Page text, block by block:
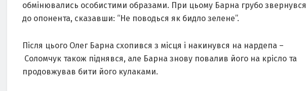
обмінювались особистими образами. При цьому Барна грубо звернувся
до опонента, сказавши: “Не поводься як бидло зелене”.
Після цього Олег Барна схопився з місця і накинувся на нардепа –
Соломчук також піднявся, але Барна знову повалив його на крісло та
продовжував бити його кулаками.